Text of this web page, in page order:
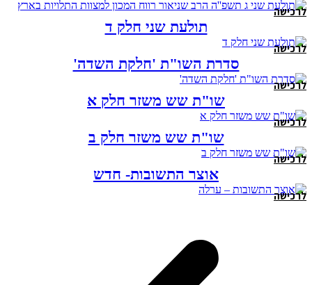
לרכישה
תולעת שני חלק ד
לרכישה
סדרת השו"ת 'חלקת השדה'
לרכישה
שו"ת שש משזר חלק א
לרכישה
שו"ת שש משזר חלק ב
לרכישה
אוצר התשובות- חדש
לרכישה